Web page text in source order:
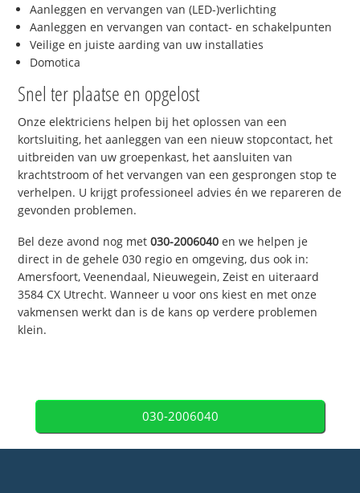
Aanleggen en vervangen van (LED-)verlichting
Aanleggen en vervangen van contact- en schakelpunten
Veilige en juiste aarding van uw installaties
Domotica
Snel ter plaatse en opgelost
Onze elektriciens helpen bij het oplossen van een
kortsluiting, het aanleggen van een nieuw stopcontact, het
uitbreiden van uw groepenkast, het aansluiten van
krachtstroom of het vervangen van een gesprongen stop te
verhelpen. U krijgt professioneel advies én we repareren de
gevonden problemen.
Bel deze avond nog met030-2006040 en we helpen je
direct in de gehele 030 regio en omgeving, dus ook in:
Amersfoort, Veenendaal, Nieuwegein, Zeist en uiteraard
3584 CX Utrecht. Wanneer u voor ons kiest en met onze
vakmensen werkt dan is de kans op verdere problemen
klein.
030-2006040